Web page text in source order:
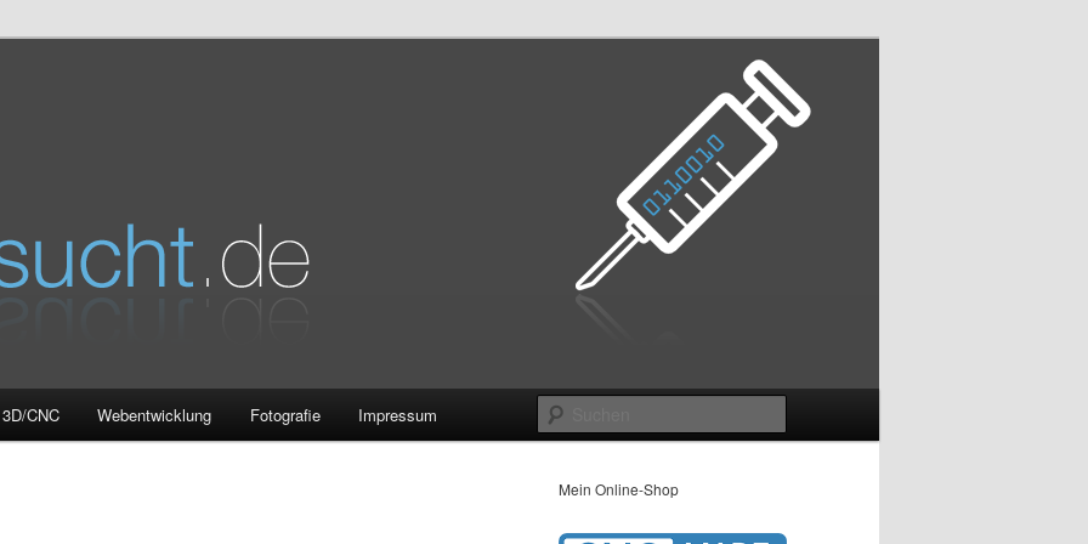
3D/CNC Webentwicklung Fotografie Impressum
Mein Online-Shop